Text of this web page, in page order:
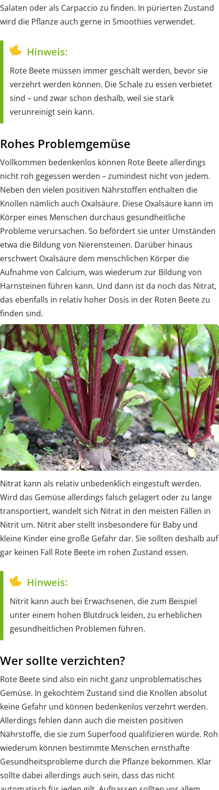
Salaten oder als Carpaccio zu finden. In pürierten Zustand
wird die Pflanze auch gerne in Smoothies verwendet.
Hinweis:
Rote Beete müssen immer geschält werden, bevor sie
verzehrt werden können. Die Schale zu essen verbietet
sind – und zwar schon deshalb, weil sie stark
verunreinigt sein kann.
Rohes Problemgemüse
Vollkommen bedenkenlos können Rote Beete allerdings
nicht roh gegessen werden – zumindest nicht von jedem.
Neben den vielen positiven Nährstoffen enthalten die
Knollen nämlich auch Oxalsäure. Diese Oxalsäure kann im
Körper eines Menschen durchaus gesundheitliche
Probleme verursachen. So befördert sie unter Umständen
etwa die Bildung von Nierensteinen. Darüber hinaus
erschwert Oxalsäure dem menschlichen Körper die
Aufnahme von Calcium, was wiederum zur Bildung von
Harnsteinen führen kann. Und dann ist da noch das Nitrat,
das ebenfalls in relativ hoher Dosis in der Roten Beete zu
finden sind.
Nitrat kann als relativ unbedenklich eingestuft werden.
Wird das Gemüse allerdings falsch gelagert oder zu lange
transportiert, wandelt sich Nitrat in den meisten Fällen in
Nitrit um. Nitrit aber stellt insbesondere für Baby und
kleine Kinder eine große Gefahr dar. Sie sollten deshalb auf
gar keinen Fall Rote Beete im rohen Zustand essen.
Hinweis:
Nitrit kann auch bei Erwachsenen, die zum Beispiel
unter einem hohen Blutdruck leiden, zu erheblichen
gesundheitlichen Problemen führen.
Wer sollte verzichten?
Rote Beete sind also ein nicht ganz unproblematisches
Gemüse. In gekochtem Zustand sind die Knollen absolut
keine Gefahr und können bedenkenlos verzehrt werden.
Allerdings fehlen dann auch die meisten positiven
Nährstoffe, die sie zum Superfood qualifizieren würde. Roh
wiederum können bestimmte Menschen ernsthafte
Gesundheitsprobleme durch die Pflanze bekommen. Klar
sollte dabei allerdings auch sein, dass das nicht